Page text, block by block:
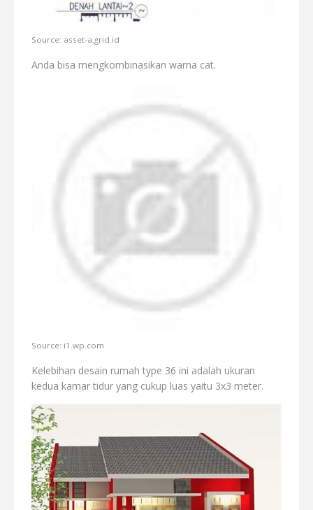
Source: asset-a.grid.id
Anda bisa mengkombinasikan warna cat.
Source: i1.wp.com
Kelebihan desain rumah type 36 ini adalah ukuran
kedua kamar tidur yang cukup luas yaitu 3x3 meter.